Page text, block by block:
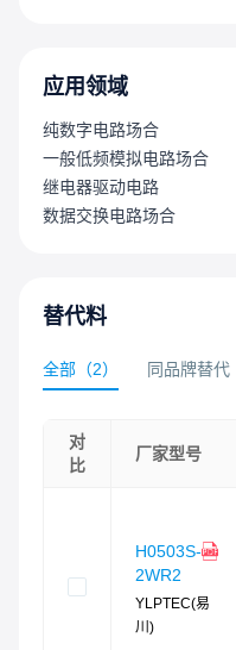
应用领域
纯数字电路场合
一般低频模拟电路场合
继电器驱动电路
数据交换电路场合
替代料
全部 （2） 同品牌替代
对
比
厂家型号
H0503S-
2WR2
YLPTEC(易
川)